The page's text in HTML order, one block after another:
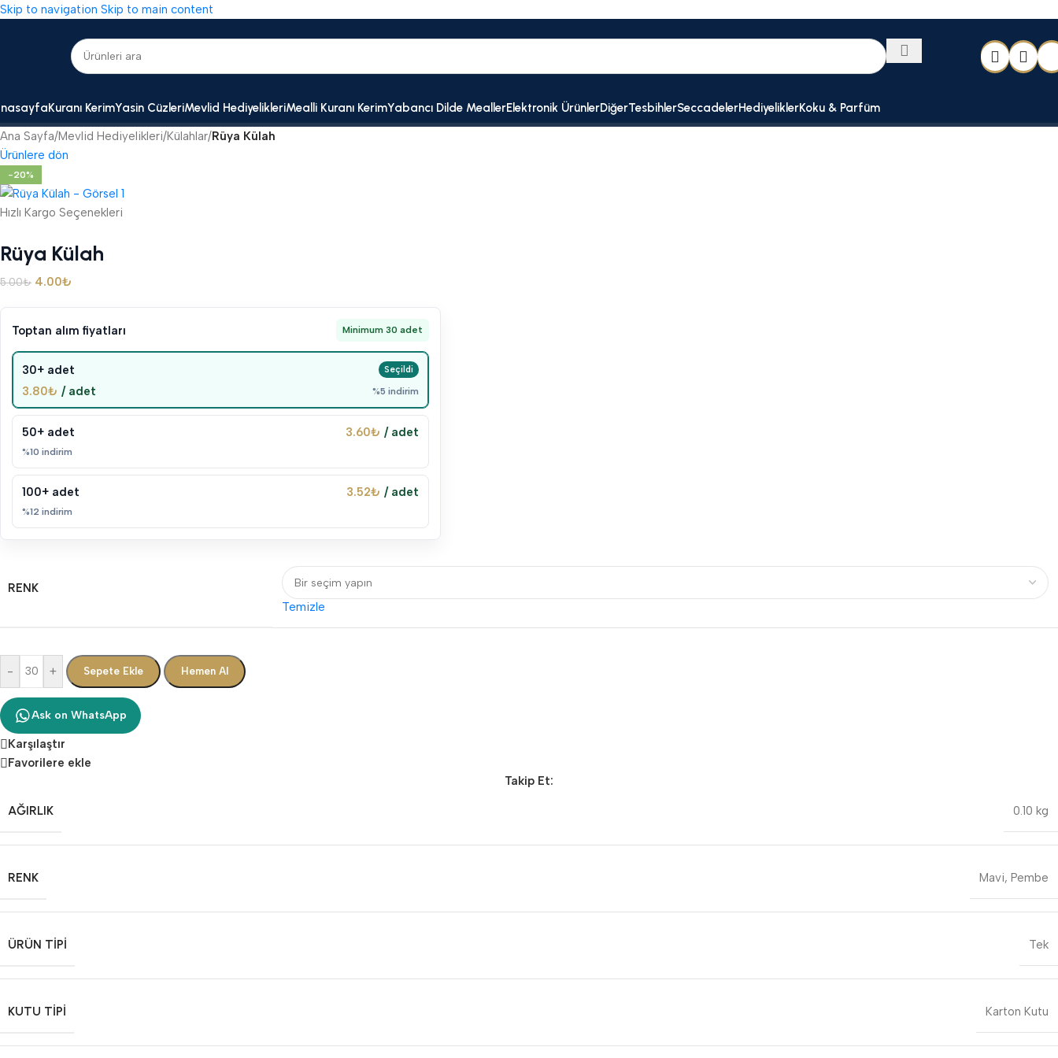
Skip to navigation Skip to main content
Kuranı KerimYasin CüzleriMevlid HediyelikleriMealli Kuranı KerimYabancı Dilde MeallerElektronik ÜrünlerDiğerTesbihlerSeccadelerHediyeliklerKoku & Parfüm
Ana Sayfa/Mevlid Hediyelikleri/Külahlar/Rüya Külah
Ürünlere dön
-20%
Hızlı Kargo Seçenekleri
Rüya Külah
5.00₺ 4.00₺
Toptan alım fiyatları Minimum 30 adet
30+ adet
3.80₺ / adet %5 indirim
50+ adet 3.60₺ / adet
%10 indirim
100+ adet 3.52₺ / adet
%12 indirim
RENK
Temizle
- + Sepete Ekle Hemen Al
Ask on WhatsApp
Karşılaştır
Favorilere ekle
Takip Et:
AĞIRLIK 0.10 kg
RENK Mavi, Pembe
ÜRÜN TIPI Tek
KUTU TIPI Karton Kutu